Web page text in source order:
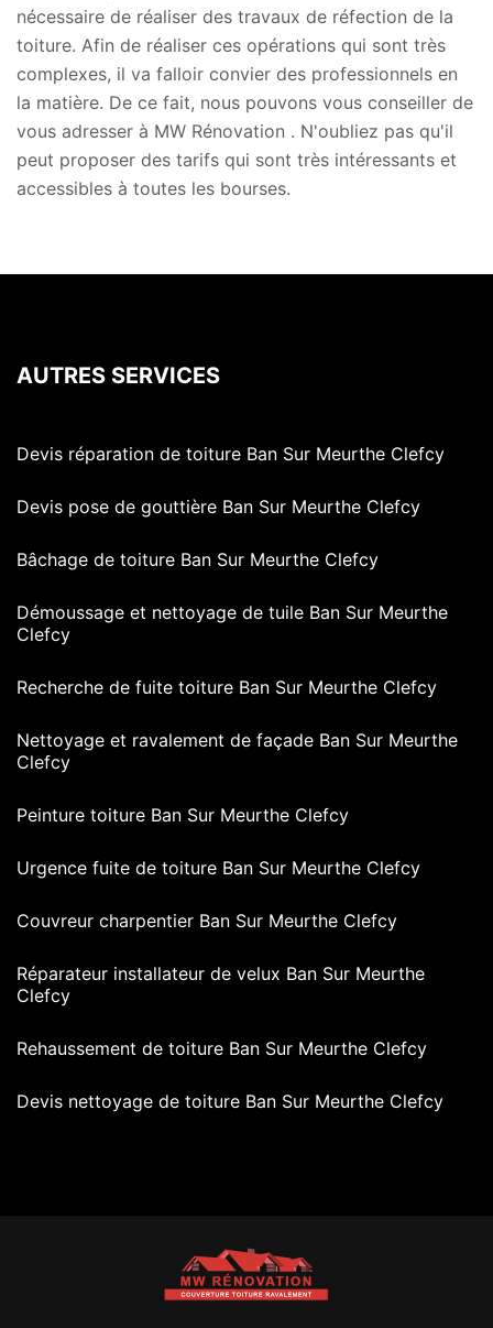
nécessaire de réaliser des travaux de réfection de la
toiture. Afin de réaliser ces opérations qui sont très
complexes, il va falloir convier des professionnels en
la matière. De ce fait, nous pouvons vous conseiller de
vous adresser à MW Rénovation . N'oubliez pas qu'il
peut proposer des tarifs qui sont très intéressants et
accessibles à toutes les bourses.
AUTRES SERVICES
Devis réparation de toiture Ban Sur Meurthe Clefcy
Devis pose de gouttière Ban Sur Meurthe Clefcy
Bâchage de toiture Ban Sur Meurthe Clefcy
Démoussage et nettoyage de tuile Ban Sur Meurthe
Clefcy
Recherche de fuite toiture Ban Sur Meurthe Clefcy
Nettoyage et ravalement de façade Ban Sur Meurthe
Clefcy
Peinture toiture Ban Sur Meurthe Clefcy
Urgence fuite de toiture Ban Sur Meurthe Clefcy
Couvreur charpentier Ban Sur Meurthe Clefcy
Réparateur installateur de velux Ban Sur Meurthe
Clefcy
Rehaussement de toiture Ban Sur Meurthe Clefcy
Devis nettoyage de toiture Ban Sur Meurthe Clefcy